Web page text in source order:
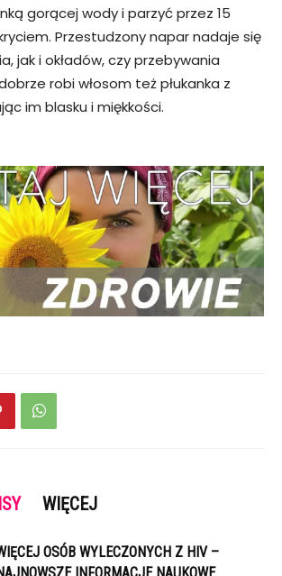
gorącej wody i parzyć przez 15
Przestudzony napar nadaje się
jak i okładów, czy przebywania
robi włosom też płukanka z
im blasku i miękkości.
WIĘCEJ
OSÓB WYLECZONYCH Z HIV –